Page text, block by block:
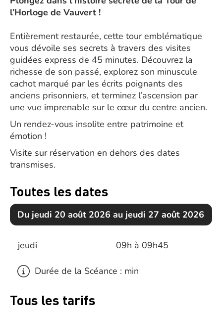
l’Horloge de Vauvert !
Entièrement restaurée, cette tour emblématique
vous dévoile ses secrets à travers des visites
guidées express de 45 minutes. Découvrez la
richesse de son passé, explorez son minuscule
cachot marqué par les écrits poignants des
anciens prisonniers, et terminez l’ascension par
une vue imprenable sur le cœur du centre ancien.
Un rendez-vous insolite entre patrimoine et
émotion !
Visite sur réservation en dehors des dates
transmises.
Toutes les dates
Du jeudi 20 août 2026 au jeudi 27 août 2026
jeudi 09h à 09h45
Durée de la Scéance : min
Tous les tarifs